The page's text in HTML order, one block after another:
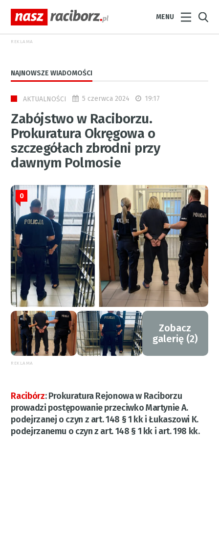
MENU
REKLAMA
NAJNOWSZE WIADOMOŚCI
AKTUALNOŚCI 5 czerwca 2024 19:17
Zabójstwo w Raciborzu.
Prokuratura Okręgowa o
szczegółach zbrodni przy
dawnym Polmosie
0
Zobacz
galerię (2)
REKLAMA
Racibórz:Prokuratura Rejonowa w Raciborzu
prowadzi postępowanie przeciwko Martynie A.
podejrzanej o czyn z art. 148 § 1 kk i Łukaszowi K.
podejrzanemu o czyn z art. 148 § 1 kk i art. 198 kk.